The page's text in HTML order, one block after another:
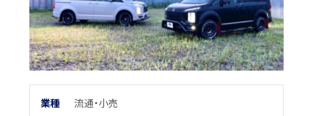
業種
流通・小売